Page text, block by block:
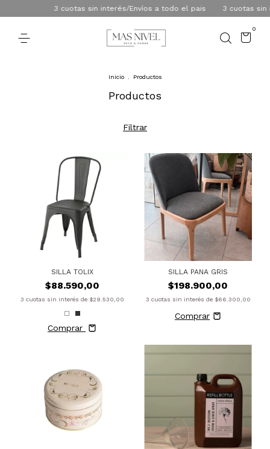
3 cuotas sin interés/Envíos a todo el pais 3 cuotas sin
0
Inicio Productos
Productos
Filtrar
SILLA TOLIX
$88.590,00
3 cuotas sin interés de $29.530,00
Comprar
SILLA PANA GRIS
$198.900,00
3 cuotas sin interés de $66.300,00